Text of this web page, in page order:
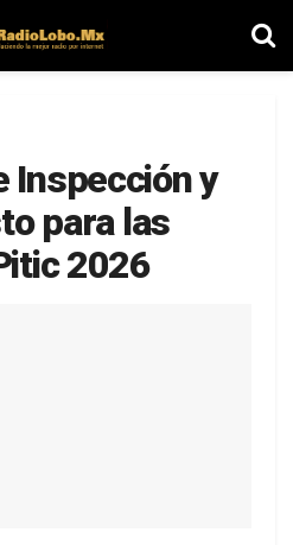
Inspección y
para las
2026